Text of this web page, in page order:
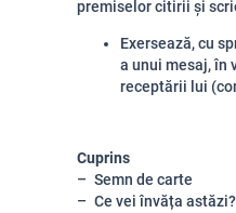
premiselor citirii și
Exersează, cu
a unui mesaj, în
receptării lui
Cuprins
Semn de carte
Ce vei învăța astăzi?